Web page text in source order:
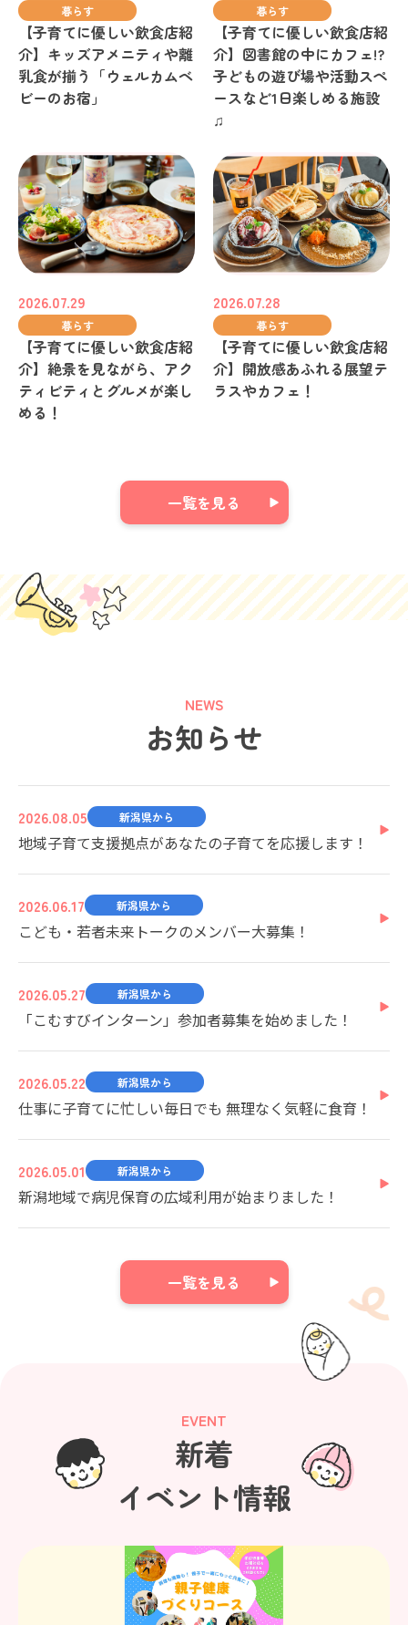
暮らす
【子育てに優しい飲食店紹
介】キッズアメニティや離
乳食が揃う「ウェルカムベ
ビーのお宿」
暮らす
【子育てに優しい飲食店紹
介】図書館の中にカフェ!?
子どもの遊び場や活動スペ
ースなど1日楽しめる施設
♫
2026.07.29
暮らす
【子育てに優しい飲食店紹
介】絶景を見ながら、アク
ティビティとグルメが楽し
める！
2026.07.28
暮らす
【子育てに優しい飲食店紹
介】開放感あふれる展望テ
ラスやカフェ！
一覧を見る
NEWS
お知らせ
2026.08.05 新潟県から
地域子育て支援拠点があなたの子育てを応援します！
2026.06.17 新潟県から
こども・若者未来トークのメンバー大募集！
2026.05.27 新潟県から
「こむすびインターン」参加者募集を始めました！
2026.05.22 新潟県から
仕事に子育てに忙しい毎日でも 無理なく気軽に食育！
2026.05.01 新潟県から
新潟地域で病児保育の広域利用が始まりました！
一覧を見る
EVENT
新着
イベント情報